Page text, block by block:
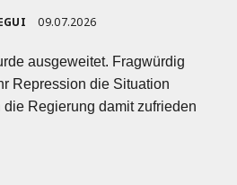
09.07.2026
ausgeweitet. Fragwürdig
Repression die Situation
Regierung damit zufrieden